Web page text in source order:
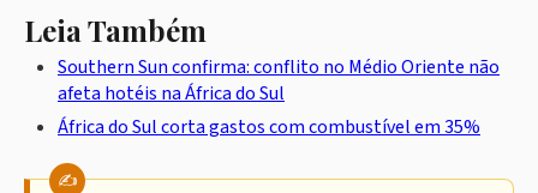
Leia Também
Southern Sun confirma: conflito no Médio Oriente não
afeta hotéis na África do Sul
África do Sul corta gastos com combustível em 35%